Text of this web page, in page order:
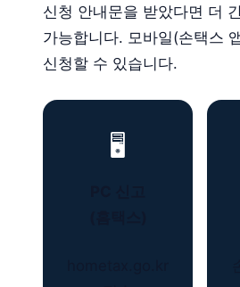
신청 안내문을 받았다면 더
가능합니다. 모바일(손택스
신청할 수 있습니다.
🖥️